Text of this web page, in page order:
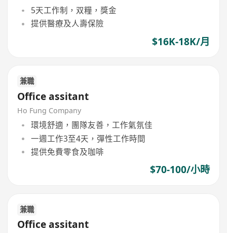
5天工作制，双糧，獎金
提供醫療及人壽保險
$16K-18K/月
兼職
Office assitant
Ho Fung Company
環境舒適，團隊友善，工作氣氛佳
一週工作3至4天，彈性工作時間
提供免費零食及咖啡
$70-100/小時
兼職
Office assitant